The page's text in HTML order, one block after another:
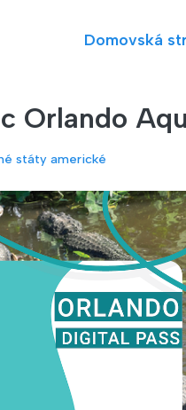
Domovská
Orlando
státy americké